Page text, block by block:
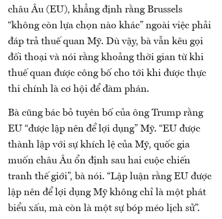
châu Âu (EU), khẳng định rằng Brussels
“không còn lựa chọn nào khác” ngoài việc phải
đáp trả thuế quan Mỹ. Dù vậy, bà vẫn kêu gọi
đối thoại và nói rằng khoảng thời gian từ khi
thuế quan được công bố cho tới khi được thực
thi chính là cơ hội để đàm phán.
Bà cũng bác bỏ tuyên bố của ông Trump rằng
EU “được lập nên để lợi dụng” Mỹ. “EU được
thành lập với sự khích lệ của Mỹ, quốc gia
muốn châu Âu ổn định sau hai cuộc chiến
tranh thế giới”, bà nói. “Lập luận rằng EU được
lập nên để lợi dụng Mỹ không chỉ là một phát
biểu xấu, mà còn là một sự bóp méo lịch sử”.